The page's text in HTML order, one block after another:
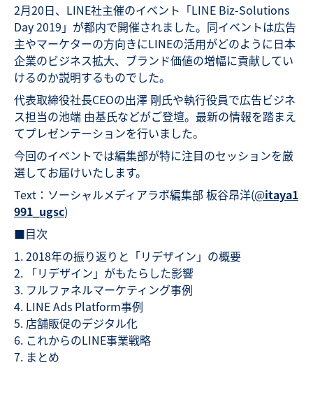
2月20日、LINE社主催のイベント「LINE Biz-Solutions
Day 2019」が都内で開催されました。同イベントは広告
主やマーケターの方向きにLINEの活用がどのように日本
企業のビジネス拡大、ブランド価値の増幅に貢献してい
けるのか説明するものでした。
代表取締役社長CEOの出澤 剛氏や執行役員で広告ビジネ
ス担当の池端 由基氏などがご登壇。最新の情報を踏まえ
てプレゼンテーションを行いました。
今回のイベントでは編集部が特に注目のセッションを厳
選してお届けいたします。
Text：ソーシャルメディアラボ編集部 板谷昂洋(@itaya1
991_ugsc)
■目次
2018年の振り返りと「リデザイン」の概要
「リデザイン」がもたらした影響
フルファネルマーケティング事例
LINE Ads Platform事例
店舗販促のデジタル化
これからのLINE事業戦略
まとめ